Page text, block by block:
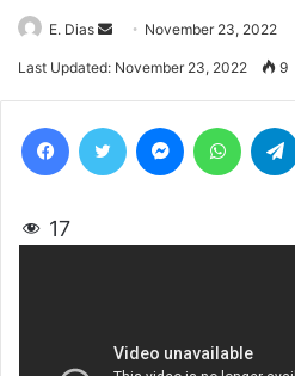
E. Dias
Send
an
November 23, 2022
Last Updated: November 23, 2022 9
17